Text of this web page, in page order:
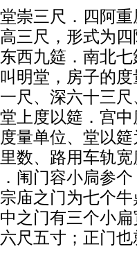
崇三尺．四阿
三尺，形式为
西九筵．南北
明堂，房子的
尺、深六十三
上度以筵．宫
量单位、堂以
数、路用车轨宽
闱门容小扃参
庙之门为七个
之门有三个小
尺五寸；正门